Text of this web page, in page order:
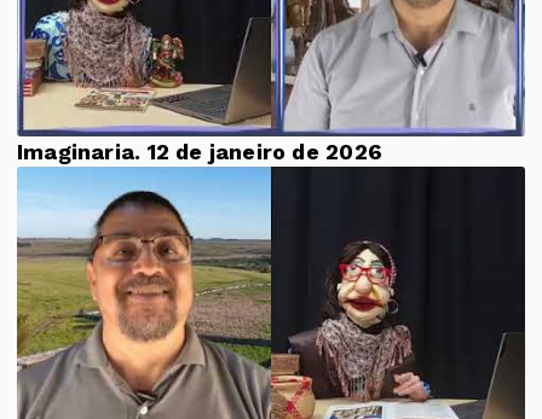
Imaginaria. 12 de janeiro de 2026